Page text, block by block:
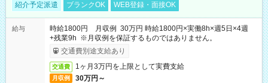
紹介予定派遣 ブランクOK WEB登録・面接OK
給与
時給1800円 月収例 30万円 時給1800円×実働8h×週5日×4週
+残業9h ※月収例を保証するものではありません。
交通費別途支給あり
交通費 1ヶ月3万円を上限として実費支給
月収例 30万円～